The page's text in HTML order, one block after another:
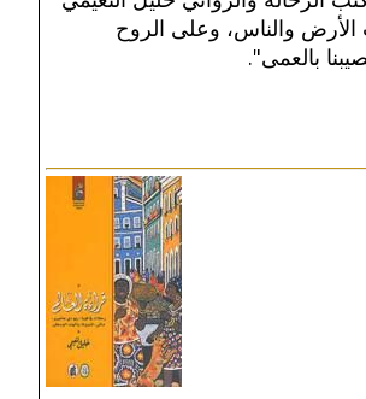
والناس، وعلى الروح
بالعمى".